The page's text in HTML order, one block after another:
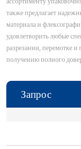
также предлагает
материала и
удовлетворить любые
разрезании, перемотке
получению полного
Запрос